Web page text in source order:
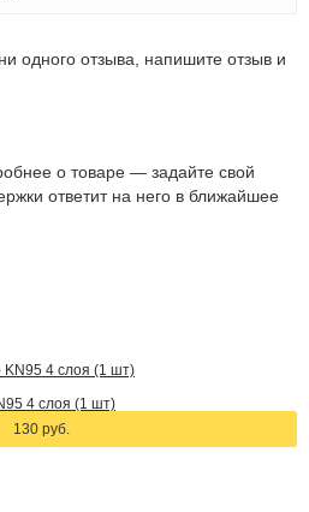
одного отзыва, напишите отзыв и
о товаре — задайте свой
ответит на него в ближайшее
4 слоя (1 шт)
130 руб.